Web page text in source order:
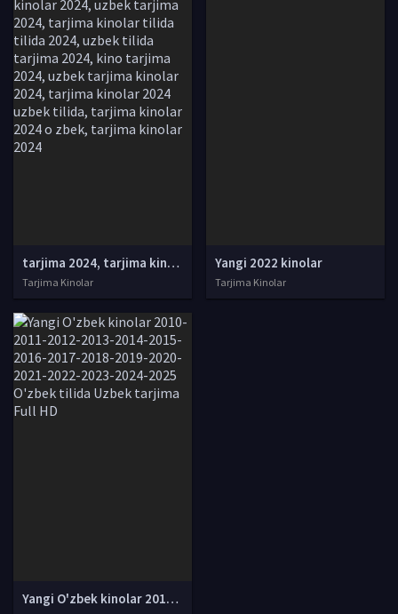
tarjima 2024, tarjima kinolar 2024, uzbek tarjima 2024, tarjima kinolar tilida tilida 2024, uzbek tilida tarjima 2024, kino tarjima 2024, uzbek tarjima kinolar 2024, tarjima kinolar 2024 uzbek tilida, tarjima kinolar 2024 o zbek, tarjima kinolar 2024
Tarjima Kinolar
Yangi 2022 kinolar
Tarjima Kinolar
Yangi O'zbek kinolar 2010-2011-2012-2013-2014-2015-2016-2017-2018-2019-2020-2021-2022-2023-2024-2025 O'zbek tilida Uzbek tarjima Full HD